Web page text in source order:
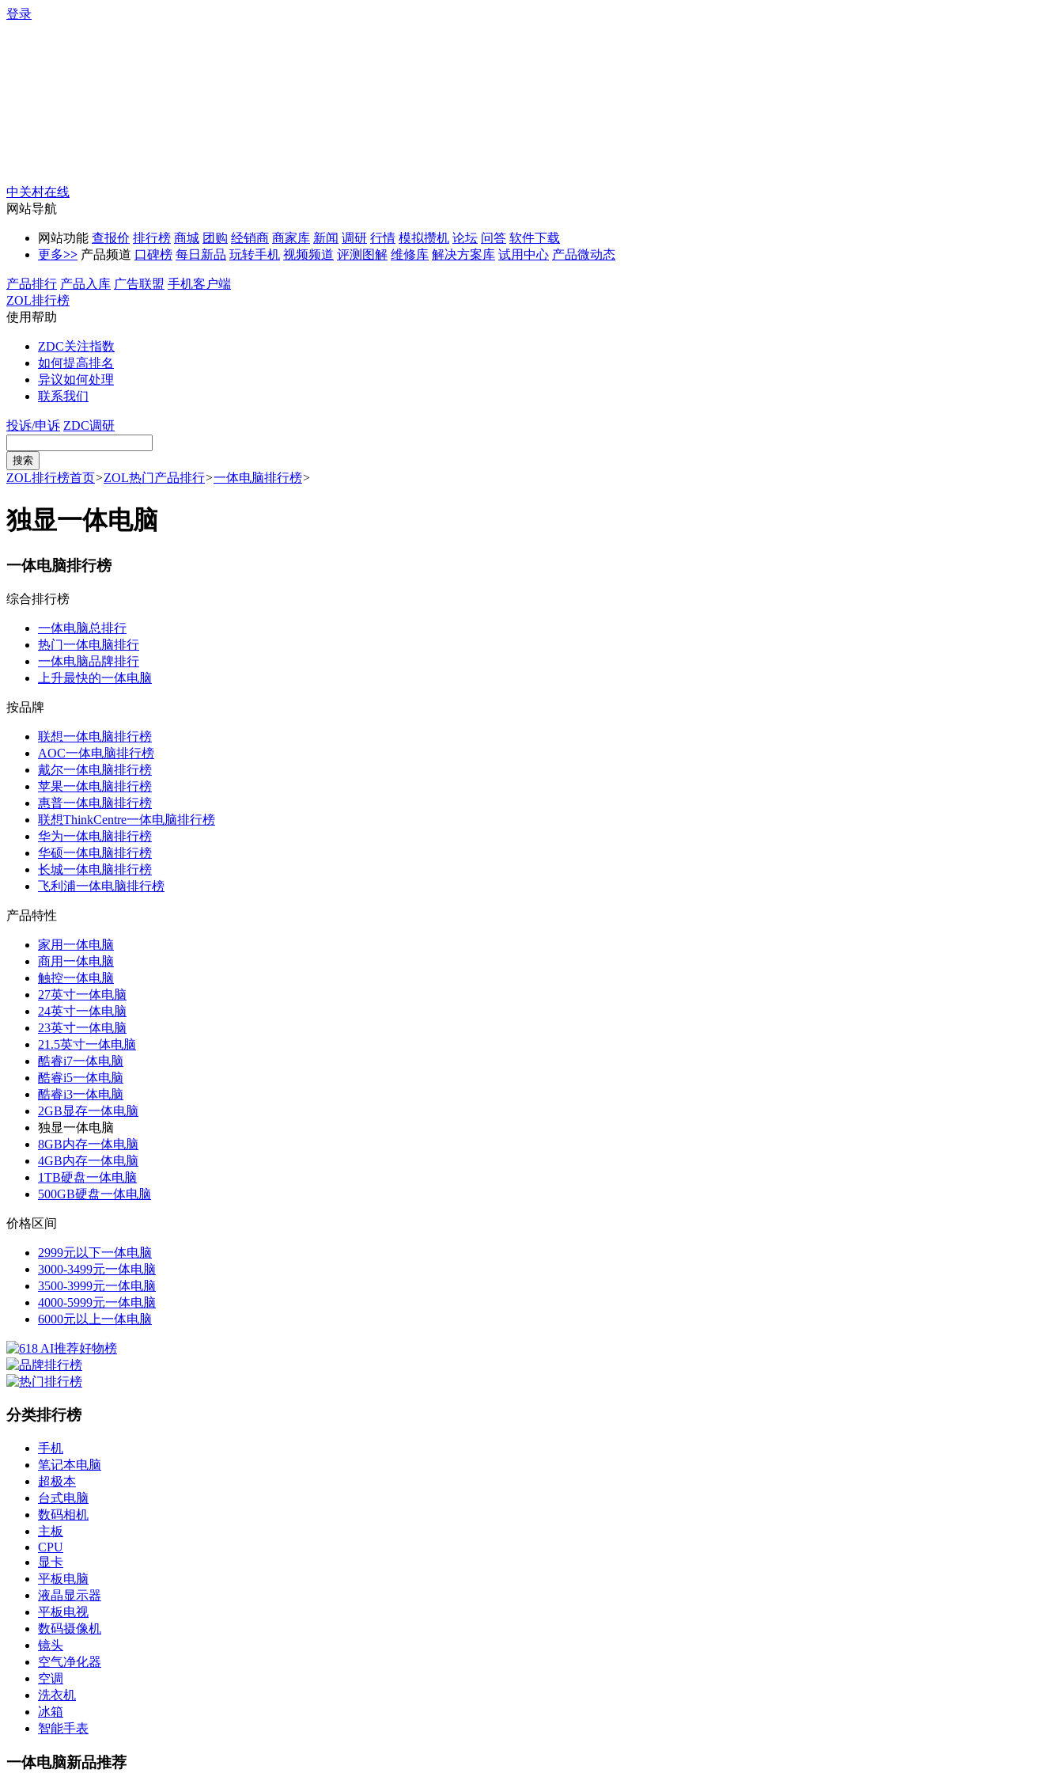
登录
中关村在线
网站导航
网站功能 查报价 排行榜 商城 团购 经销商 商家库 新闻 调研 行情 模拟攒机 论坛 问答 软件下载
更多>> 产品频道 口碑榜 每日新品 玩转手机 视频频道 评测图解 维修库 解决方案库 试用中心 产品微动态
产品排行 产品入库 广告联盟 手机客户端
ZOL排行榜
使用帮助
ZDC关注指数
如何提高排名
异议如何处理
联系我们
投诉/申诉 ZDC调研
ZOL排行榜首页>ZOL热门产品排行>一体电脑排行榜>
独显一体电脑
一体电脑排行榜
综合排行榜
一体电脑总排行
热门一体电脑排行
一体电脑品牌排行
上升最快的一体电脑
按品牌
联想一体电脑排行榜
AOC一体电脑排行榜
戴尔一体电脑排行榜
苹果一体电脑排行榜
惠普一体电脑排行榜
联想ThinkCentre一体电脑排行榜
华为一体电脑排行榜
华硕一体电脑排行榜
长城一体电脑排行榜
飞利浦一体电脑排行榜
产品特性
家用一体电脑
商用一体电脑
触控一体电脑
27英寸一体电脑
24英寸一体电脑
23英寸一体电脑
21.5英寸一体电脑
酷睿i7一体电脑
酷睿i5一体电脑
酷睿i3一体电脑
2GB显存一体电脑
独显一体电脑
8GB内存一体电脑
4GB内存一体电脑
1TB硬盘一体电脑
500GB硬盘一体电脑
价格区间
2999元以下一体电脑
3000-3499元一体电脑
3500-3999元一体电脑
4000-5999元一体电脑
6000元以上一体电脑
分类排行榜
手机
笔记本电脑
超极本
台式电脑
数码相机
主板
CPU
显卡
平板电脑
液晶显示器
平板电视
数码摄像机
镜头
空气净化器
空调
洗衣机
冰箱
智能手表
一体电脑新品推荐